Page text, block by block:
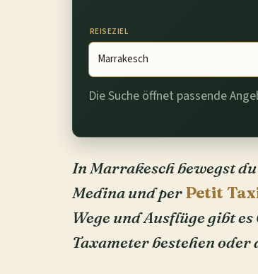
REISEZIEL
Die Suche öffnet passende
In Marrakesch bewegst
Medina und perPetit
Wege und Ausflüge gibt
Taxameter bestehen